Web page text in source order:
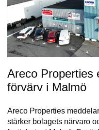
Areco Properties
förvärv i Malmö
Areco Properties
stärker bolagets närvaro